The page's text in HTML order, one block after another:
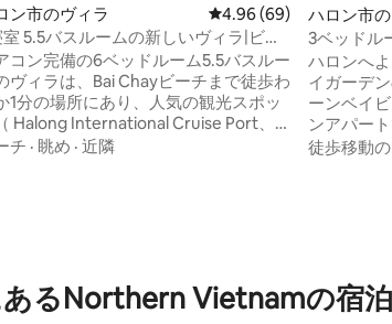
5つ星中5つ星の平均評価
ン市のヴィラ レビュー69件、5つ星
4.96 (69)
5.5バスルームの新しいヴィラ|ビー
ロントまで徒歩1分
コン完備の6ベッドルーム5.5バスルー
ヴィラは、Bai Chayビーチまで徒歩わ
1分の場所にあり、人気の観光スポッ
Halong International Cruise Port、
Halong Complex、Ha Long
のチケット。 ケータリングサービ
Catbaの旅程。
チ · 眺め · 近隣
ハロン市
3ベッドル
ビーチ-ク
ハロンへ
イガーデ
ーンベイ
ンアパー
多くの魅
チャウ サ
車で15分
徒歩移動
るNorthern Vietnamの宿